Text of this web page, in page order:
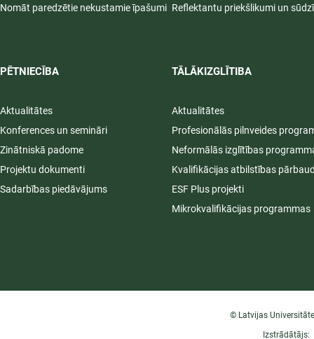
Nomāt paredzētie nekustamie īpašumi
PĒTNIECĪBA
Aktualitātes
Konferences un semināri
Zinātniskā padome
Projektu dokumenti
Sadarbības piedāvājums
Reflektantu priekšlikumi un
TĀLĀKIZGLĪTIBA
Aktualitātes
Profesionālās pilnveides
Neformālās izglītības
Kvalifikācijas atbilstības
ESF Plus projekti
Mikrokvalifikācijas programmas
© Latvijas
Izstrādātājs: